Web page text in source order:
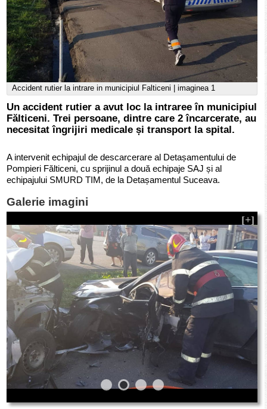
Accident rutier la intrare in municipiul Falticeni | imaginea 1
Un accident rutier a avut loc la intraree în municipiul
Fălticeni. Trei persoane, dintre care 2 încarcerate, au
necesitat îngrijiri medicale și transport la spital.
A intervenit echipajul de descarcerare al Detașamentului de
Pompieri Fălticeni, cu sprijinul a două echipaje SAJ și al
echipajului SMURD TIM, de la Detașamentul Suceava.
Galerie imagini